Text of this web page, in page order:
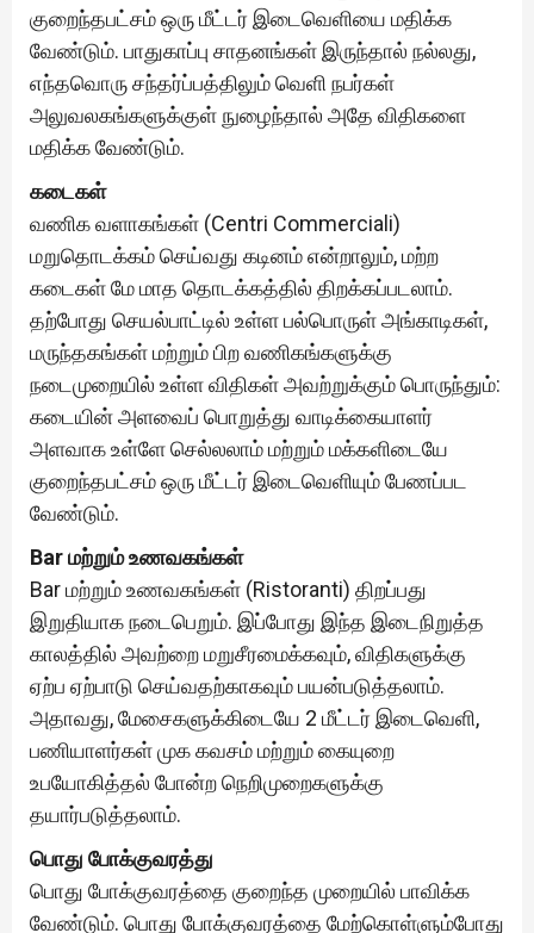
குறைந்தபட்சம் ஒரு மீட்டர் இடைவெளியை மதிக்க
வேண்டும். பாதுகாப்பு சாதனங்கள் இருந்தால் நல்லது,
எந்தவொரு சந்தர்ப்பத்திலும் வெளி நபர்கள்
அலுவலகங்களுக்குள் நுழைந்தால் அதே விதிகளை
மதிக்க வேண்டும்.
கடைகள்
வணிக வளாகங்கள் (Centri Commerciali)
மறுதொடக்கம் செய்வது கடினம் என்றாலும், மற்ற
கடைகள் மே மாத தொடக்கத்தில் திறக்கப்படலாம்.
தற்போது செயல்பாட்டில் உள்ள பல்பொருள் அங்காடிகள்,
மருந்தகங்கள் மற்றும் பிற வணிகங்களுக்கு
நடைமுறையில் உள்ள விதிகள் அவற்றுக்கும் பொருந்தும்:
கடையின் அளவைப் பொறுத்து வாடிக்கையாளர்
அளவாக உள்ளே செல்லலாம் மற்றும் மக்களிடையே
குறைந்தபட்சம் ஒரு மீட்டர் இடைவெளியும் பேணப்பட
வேண்டும்.
Bar மற்றும் உணவகங்கள்
Bar மற்றும் உணவகங்கள் (Ristoranti) திறப்பது
இறுதியாக நடைபெறும். இப்போது இந்த இடைநிறுத்த
காலத்தில் அவற்றை மறுசீரமைக்கவும், விதிகளுக்கு
ஏற்ப ஏற்பாடு செய்வதற்காகவும் பயன்படுத்தலாம்.
அதாவது, மேசைகளுக்கிடையே 2 மீட்டர் இடைவெளி,
பணியாளர்கள் முக கவசம் மற்றும் கையுறை
உபயோகித்தல் போன்ற நெறிமுறைகளுக்கு
தயார்படுத்தலாம்.
பொது போக்குவரத்து
பொது போக்குவரத்தை குறைந்த முறையில் பாவிக்க
வேண்டும். பொது போக்குவரத்தை மேற்கொள்ளும்போது